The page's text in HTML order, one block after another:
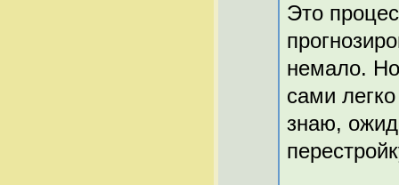
Это
немало.
сами
знаю,